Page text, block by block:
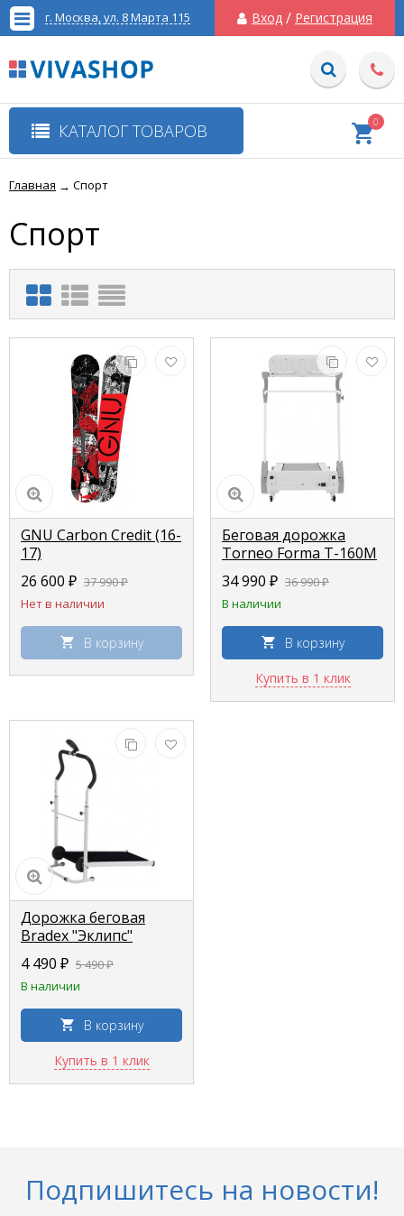
г. Москва, ул. 8 Марта 115 Вход / Регистрация
КАТАЛОГ ТОВАРОВ 0
Главная → Спорт
Спорт
GNU Carbon Credit (16-
17)
26 600 ₽ 37 990 ₽
Нет в наличии
В корзину
Беговая дорожка
Torneo Forma T-160M
34 990 ₽ 36 990 ₽
В наличии
В корзину
Купить в 1 клик
Дорожка беговая
Bradex "Эклипс"
4 490 ₽ 5 490 ₽
В наличии
В корзину
Купить в 1 клик
Подпишитесь на новости!